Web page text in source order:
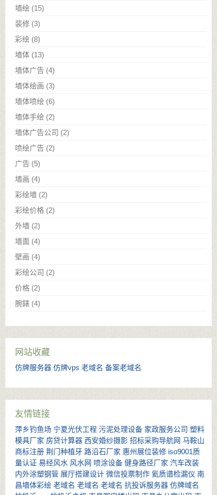
墙绘 (15)
装修 (3)
彩绘 (8)
墙体 (13)
墙体广告 (4)
墙体绘画 (3)
墙体喷绘 (6)
墙体手绘 (2)
墙体广告公司 (2)
喷绘广告 (2)
广告 (5)
墙画 (4)
彩绘墙 (2)
彩绘价格 (2)
外墙 (2)
墙面 (4)
壁画 (4)
彩绘公司 (2)
价格 (2)
腕錶 (4)
网站收藏
仿牌服务器 仿牌vps 老域名 备案老域名
友情链接
萍乡钓鱼场 宁夏光伏工程 污泥处理设备 家政服务公司 塑料
模具厂家 房贷计算器 西安婚纱摄影 招标采购导航网 马鞍山
商标注册 荆门种植牙 路沿石厂家 惠州展位装修 iso9001质
量认证 易经风水 风水网 喷涂设备 健身路径厂家 汽车改装
内外涂塑钢管 展厅搭建设计 微信投票制作 氦质谱检漏仪 南
昌墙体彩绘 老域名 老域名 老域名 抗投诉服务器 仿牌域名